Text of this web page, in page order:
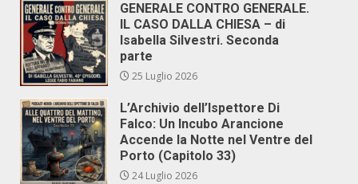
GENERALE CONTRO GENERALE.
IL CASO DALLA CHIESA – di
Isabella Silvestri. Seconda
parte
25 Luglio 2026
L’Archivio dell’Ispettore Di
Falco: Un Incubo Arancione
Accende la Notte nel Ventre del
Porto (Capitolo 33)
24 Luglio 2026